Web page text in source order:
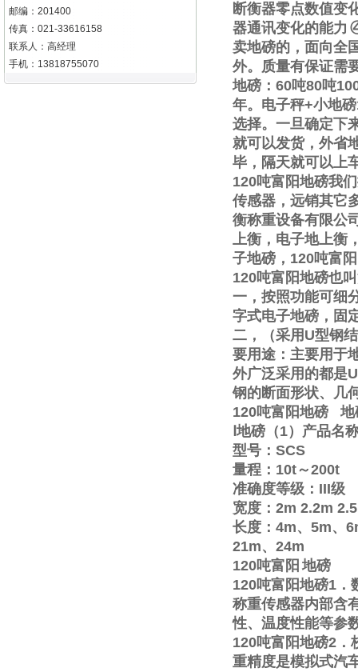
邮编：201400
传真：021-33616158
联系人：高经理
手机：13818755070
断衡器零点数值变
器通讯变化的能力
卖地磅的，面向全
外。质量有保证需
地磅： 60吨80吨
年。电子秤+小地磅
选择。一旦确定下
就可以发货，外省
毕，隔天就可以上
120吨富阳地磅我
传感器，远销其它
衡称重设备有限公
上衡，电子地上衡
子地磅， 120吨富
120吨富阳地磅也
一，按照功能可细
字式电子地磅，固
二，（采用 U型钢
要用途：主要用于
外广泛采用的都是U
钢的断面形状、几
120吨富阳地磅
地
地磅（1）产品名
型号： SCS
量程： 10t～200t
准确度等级： III级
宽度： 2m 2.2m
长度： 4m、 5m、
21m、 24m
120吨富阳 地磅
120吨富阳地磅1
称重传感器内部含
性、温度性能等参
120吨富阳地磅2
重精度是模拟式汽